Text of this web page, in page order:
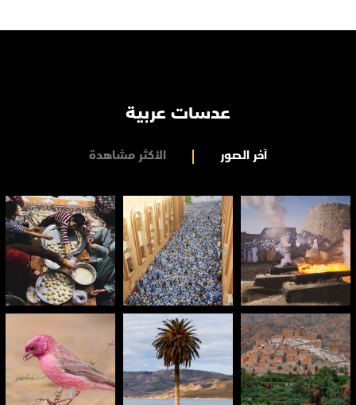
عدسات عربية
آخر الصور الأكثر مشاهدة